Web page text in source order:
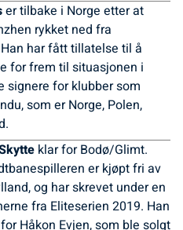
er tilbake i Norge etter at
rykket ned fra
har fått tillatelse til å
for frem til situasjonen i
signere for klubber som
som er Norge, Polen,
klar for Bodø/Glimt.
er kjøpt fri av
og har skrevet under en
fra Eliteserien 2019. Han
Håkon Evjen, som ble solgt